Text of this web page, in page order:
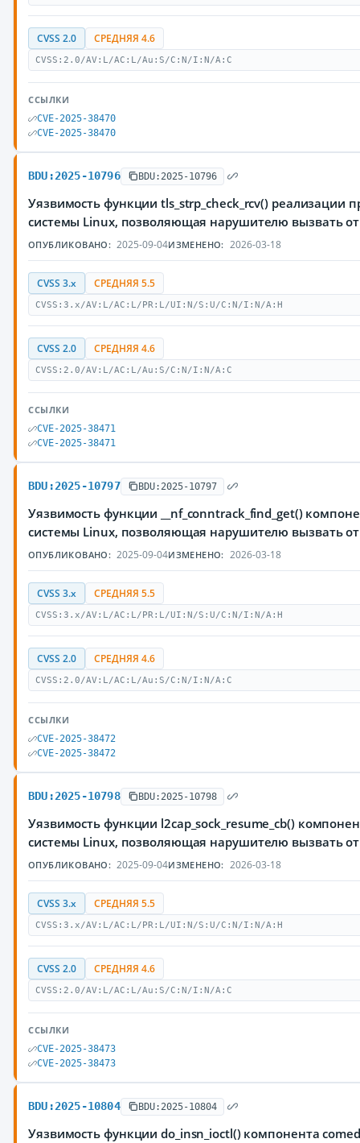
CVSS 2.0 СРЕДНЯЯ 4.6
CVSS:2.0/AV:L/AC:L/Au:S/C:N/I:N/A:C
ССЫЛКИ
CVE-2025-38470
CVE-2025-38470
BDU:2025-10796 BDU:2025-10796
Уязвимость функции tls_strp_check_rcv() реализации
системы Linux, позволяющая нарушителю вызвать
ОПУБЛИКОВАНО: 2025-09-04ИЗМЕНЕНО: 2026-03-18
CVSS 3.x СРЕДНЯЯ 5.5
CVSS:3.x/AV:L/AC:L/PR:L/UI:N/S:U/C:N/I:N/A:H
CVSS 2.0 СРЕДНЯЯ 4.6
CVSS:2.0/AV:L/AC:L/Au:S/C:N/I:N/A:C
ССЫЛКИ
CVE-2025-38471
CVE-2025-38471
BDU:2025-10797 BDU:2025-10797
Уязвимость функции __nf_conntrack_find_get()
системы Linux, позволяющая нарушителю вызвать
ОПУБЛИКОВАНО: 2025-09-04ИЗМЕНЕНО: 2026-03-18
CVSS 3.x СРЕДНЯЯ 5.5
CVSS:3.x/AV:L/AC:L/PR:L/UI:N/S:U/C:N/I:N/A:H
CVSS 2.0 СРЕДНЯЯ 4.6
CVSS:2.0/AV:L/AC:L/Au:S/C:N/I:N/A:C
ССЫЛКИ
CVE-2025-38472
CVE-2025-38472
BDU:2025-10798 BDU:2025-10798
Уязвимость функции l2cap_sock_resume_cb()
системы Linux, позволяющая нарушителю вызвать
ОПУБЛИКОВАНО: 2025-09-04ИЗМЕНЕНО: 2026-03-18
CVSS 3.x СРЕДНЯЯ 5.5
CVSS:3.x/AV:L/AC:L/PR:L/UI:N/S:U/C:N/I:N/A:H
CVSS 2.0 СРЕДНЯЯ 4.6
CVSS:2.0/AV:L/AC:L/Au:S/C:N/I:N/A:C
ССЫЛКИ
CVE-2025-38473
CVE-2025-38473
BDU:2025-10804 BDU:2025-10804
Уязвимость функции do_insn_ioctl() компонента